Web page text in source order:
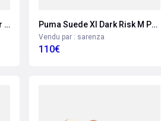
Puma Suede Xl Sk8 Wns Pour Femme Puma Suede Xl Dark Risk M Pour Homme
Vendu par : sarenza
110€